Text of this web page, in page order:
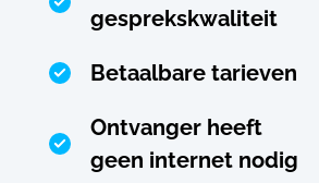
gesprekskwaliteit
Betaalbare tarieven
Ontvanger heeft
geen internet nodig